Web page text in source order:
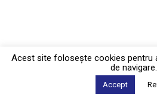
Acest site foloseşte cookies pentru
de navigare.
Accept